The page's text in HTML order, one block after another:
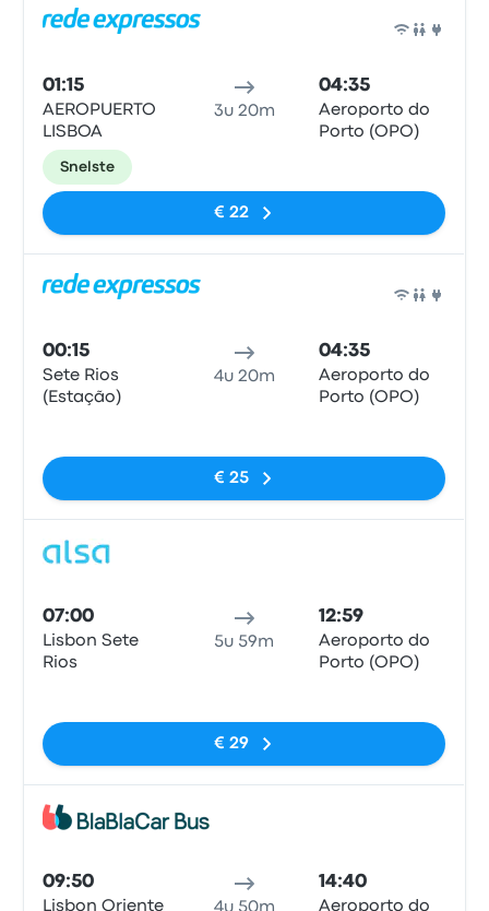
01:15
AEROPUERTO
LISBOA
3u 20m
04:35
Aeroporto do
Porto (OPO)
Snelste
€ 22
00:15
Sete Rios
(Estação)
4u 20m
04:35
Aeroporto do
Porto (OPO)
€ 25
07:00
Lisbon Sete
Rios
5u 59m
12:59
Aeroporto do
Porto (OPO)
€ 29
09:50
Lisbon Oriente 4u 50m
14:40
Aeroporto do